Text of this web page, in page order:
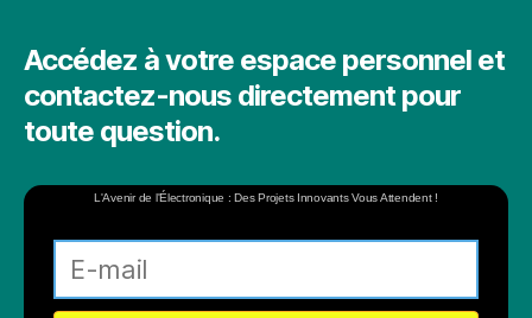
Accédez à votre espace personnel et
contactez-nous directement pour
toute question.
L'Avenir de l'Électronique : Des Projets Innovants Vous Attendent !